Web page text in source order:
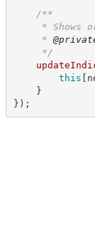
/**
* Shows or
*
*/
this [
}
} ) ;